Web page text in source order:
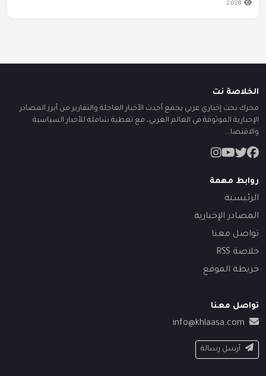
2,038
الخلاصة نت
محرك بحث إخباري عربي يجمع أحدث الأخبار العاجلة والتقارير من أبرز المصادر
الإخبارية الموثوقة في العالم العربي، مع تغطية شاملة للأخبار السياسية
والاقتصا...
روابط مهمة
الرئيسية
المصادر الإخبارية
تواصل معنا
خلاصة RSS
خريطة الموقع
تواصل معنا
info@khlaasa.com
أرسل رسالة